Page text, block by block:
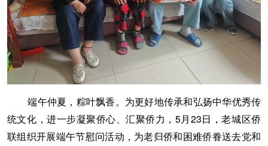
端午仲夏，粽叶飘香。为更好地传承和弘扬中华优秀传
统文化，进一步凝聚侨心、汇聚侨力，5月23日，老城区侨
联组织开展端午节慰问活动，为老归侨和困难侨眷送去党和